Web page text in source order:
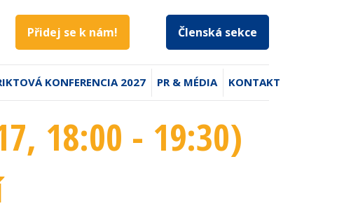
Přidej se k nám! Členská sekce
KONFERENCIA 2027 PR & MÉDIA KONTAKT
, 18:00 - 19:30)